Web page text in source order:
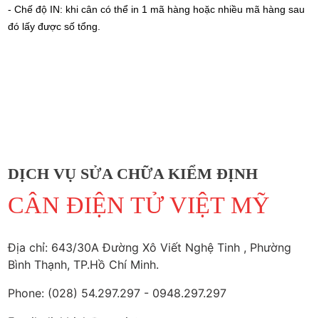
- Chế độ IN: khi cân có thể in 1 mã hàng hoặc nhiều mã hàng sau
đó lấy được số tổng.
DỊCH VỤ SỬA CHỮA KIỂM ĐỊNH
CÂN ĐIỆN TỬ VIỆT MỸ
Địa chỉ: 643/30A Đường Xô Viết Nghệ Tinh , Phường
Bình Thạnh, TP.Hồ Chí Minh.
Phone: (028) 54.297.297 - 0948.297.297